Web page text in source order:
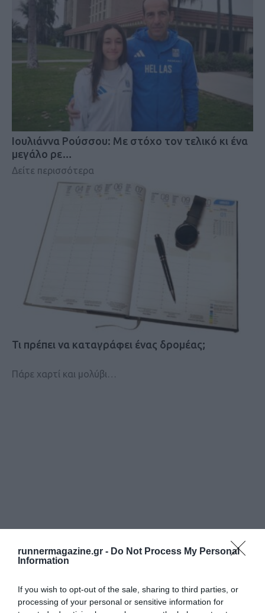
runnermagazine.gr - Do Not Process My Personal
Information
If you wish to opt-out of the sale, sharing to third parties, or
processing of your personal or sensitive information for
Iουλιάννα Ρούσσου: Με στόχο τον τελικό κι ένα
μεγάλο ρε…
Δείτε περισσότερα
Τι πρέπει να καταγράφει ένας δρομέας;
Πάρε χαρτί και μολύβι…